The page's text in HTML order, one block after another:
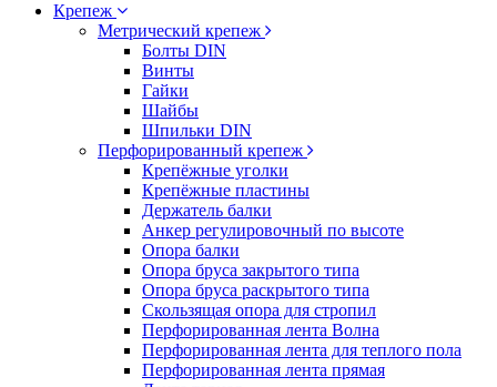
Крепеж
Метрический крепеж
Болты DIN
Винты
Гайки
Шайбы
Шпильки DIN
Перфорированный крепеж
Крепёжные уголки
Крепёжные пластины
Держатель балки
Анкер регулировочный по высоте
Опора балки
Опора бруса закрытого типа
Опора бруса раскрытого типа
Скользящая опора для стропил
Перфорированная лента Волна
Перфорированная лента для теплого пола
Перфорированная лента прямая